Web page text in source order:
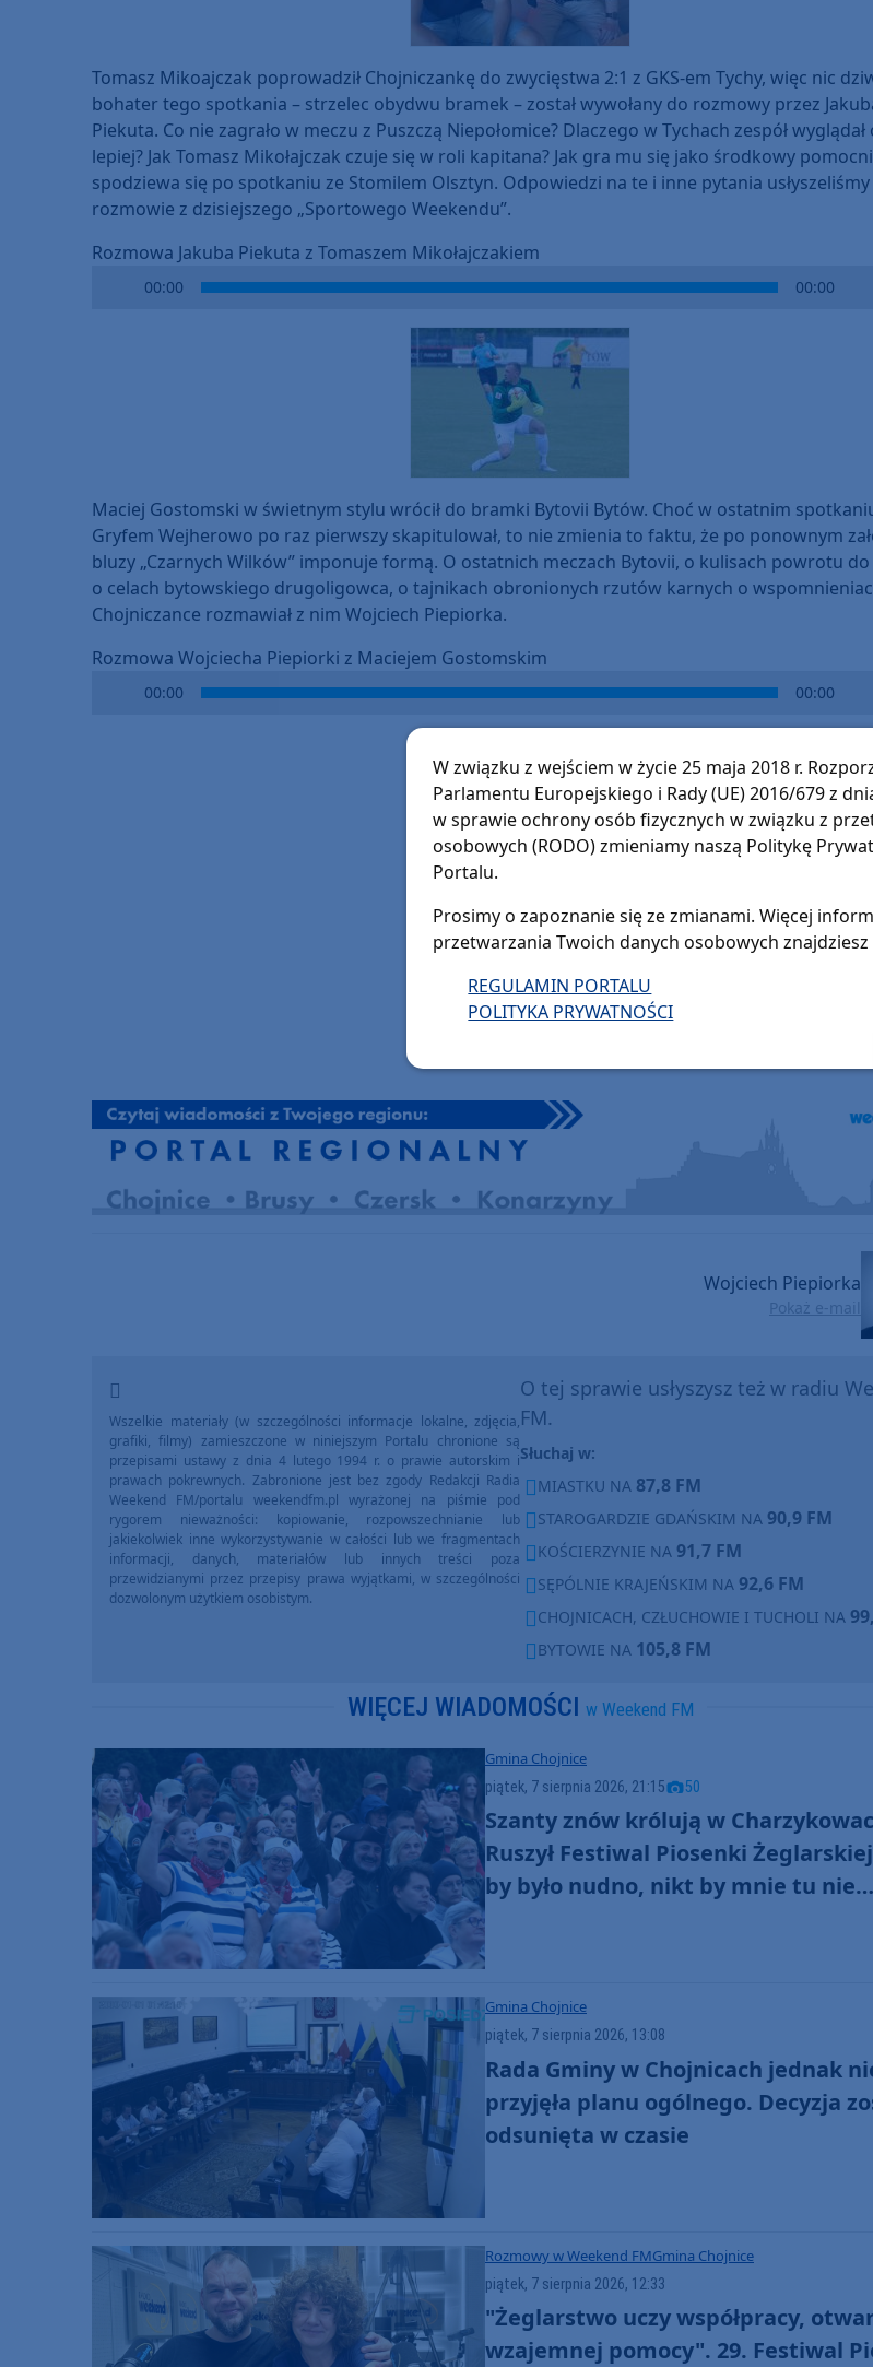
Tomasz Mikoajczak poprowadził Chojniczankę do zwycięstwa 2:1 z GKS-em Tychy, więc nic
bohater tego spotkania – strzelec obydwu bramek – został wywołany do rozmowy przez
Piekuta. Co nie zagrało w meczu z Puszczą Niepołomice? Dlaczego w Tychach zespół wyglądał
lepiej? Jak Tomasz Mikołajczak czuje się w roli kapitana? Jak gra mu się jako środkowy
spodziewa się po spotkaniu ze Stomilem Olsztyn. Odpowiedzi na te i inne pytania
rozmowie z dzisiejszego „Sportowego Weekendu”.
Rozmowa Jakuba Piekuta z Tomaszem Mikołajczakiem
00:00 00:00
Maciej Gostomski w świetnym stylu wrócił do bramki Bytovii Bytów. Choć w ostatnim
Gryfem Wejherowo po raz pierwszy skapitulował, to nie zmienia to faktu, że po ponownym
bluzy „Czarnych Wilków” imponuje formą. O ostatnich meczach Bytovii, o kulisach powrotu
o celach bytowskiego drugoligowca, o tajnikach obronionych rzutów karnych o
Chojniczance rozmawiał z nim Wojciech Piepiorka.
Rozmowa Wojciecha Piepiorki z Maciejem Gostomskim
00:00 00:00
Wojciech Piepiorka
Pokaż e-mail
O tej sprawie usłyszysz też w radiu
FM.
Słuchaj w:
MIASTKU NA 87,8 FM
STAROGARDZIE GDAŃSKIM NA 90,9 FM
KOŚCIERZYNIE NA 91,7 FM
SĘPÓLNIE KRAJEŃSKIM NA 92,6 FM
CHOJNICACH, CZŁUCHOWIE I TUCHOLI NA
BYTOWIE NA 105,8 FM
Wszelkie materiały (w szczególności informacje lokalne, zdjęcia,
grafiki, filmy) zamieszczone w niniejszym Portalu chronione są
przepisami ustawy z dnia 4 lutego 1994 r. o prawie autorskim i
prawach pokrewnych. Zabronione jest bez zgody Redakcji Radia
Weekend FM/portalu weekendfm.pl wyrażonej na piśmie pod
rygorem nieważności: kopiowanie, rozpowszechnianie lub
jakiekolwiek inne wykorzystywanie w całości lub we fragmentach
informacji, danych, materiałów lub innych treści poza
przewidzianymi przez przepisy prawa wyjątkami, w szczególności
dozwolonym użytkiem osobistym.
WIĘCEJ WIADOMOŚCI w Weekend FM
Gmina Chojnice
piątek, 7 sierpnia 2026, 21:15 50
Szanty znów królują w
Ruszył Festiwal Piosenki
by było nudno, nikt by mnie tu nie
Gmina Chojnice
piątek, 7 sierpnia 2026, 13:08
Rada Gminy w Chojnicach jednak
przyjęła planu ogólnego. Decyzja
odsunięta w czasie
Rozmowy w Weekend FMGmina Chojnice
piątek, 7 sierpnia 2026, 12:33
"Żeglarstwo uczy współpracy,
wzajemnej pomocy". 29. Festiwal
W związku z wejściem w życie 25 maja 2018 r.
Parlamentu Europejskiego i Rady (UE) 2016/679 z
w sprawie ochrony osób fizycznych w związku z
osobowych (RODO) zmieniamy naszą Politykę
Portalu.
Prosimy o zapoznanie się ze zmianami. Więcej
przetwarzania Twoich danych osobowych
REGULAMIN PORTALU
POLITYKA PRYWATNOŚCI